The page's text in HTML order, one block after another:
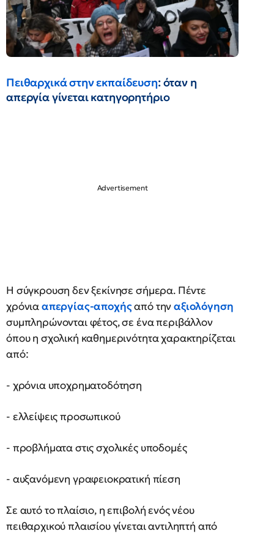
Πειθαρχικά στην εκπαίδευση: όταν η
απεργία γίνεται κατηγορητήριο
Η σύγκρουση δεν ξεκίνησε σήμερα. Πέντε
χρόνιααπεργίας-αποχήςαπό τηναξιολόγηση
συμπληρώνονται φέτος, σε ένα περιβάλλον
όπου η σχολική καθημερινότητα χαρακτηρίζεται
από:
- χρόνια υποχρηματοδότηση
- ελλείψεις προσωπικού
- προβλήματα στις σχολικές υποδομές
- αυξανόμενη γραφειοκρατική πίεση
Σε αυτό το πλαίσιο, η επιβολή ενός νέου
πειθαρχικού πλαισίου γίνεται αντιληπτή από